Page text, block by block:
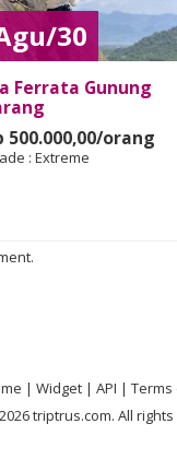
30
Ferrata Gunung
500.000,00/orang
: Extreme
Widget API
Terms
triptrus.com. All